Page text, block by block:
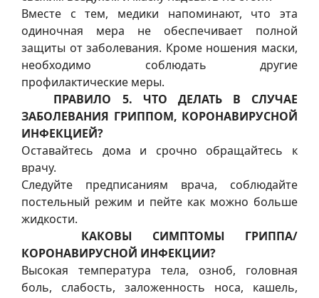
Вместе с тем, медики напоминают, что эта
одиночная мера не обеспечивает полной
защиты от заболевания. Кроме ношения маски,
необходимо соблюдать другие
профилактические меры.
ПРАВИЛО 5. ЧТО ДЕЛАТЬ В СЛУЧАЕ
ЗАБОЛЕВАНИЯ ГРИППОМ, КОРОНАВИРУСНОЙ
ИНФЕКЦИЕЙ?
Оставайтесь дома и срочно обращайтесь к
врачу.
Следуйте предписаниям врача, соблюдайте
постельный режим и пейте как можно больше
жидкости.
КАКОВЫ СИМПТОМЫ ГРИППА/
КОРОНАВИРУСНОЙ ИНФЕКЦИИ?
Высокая температура тела, озноб, головная
боль, слабость, заложенность носа, кашель,